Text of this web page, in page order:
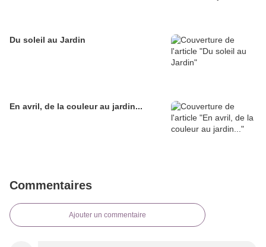
Du soleil au Jardin
En avril, de la couleur au jardin...
Commentaires
Ajouter un commentaire